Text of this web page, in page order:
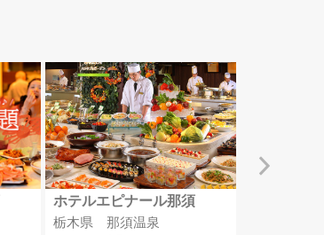
ホテルエピナール那須
栃木県 那須温泉